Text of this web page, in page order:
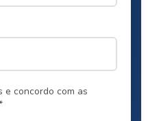
concordo com as